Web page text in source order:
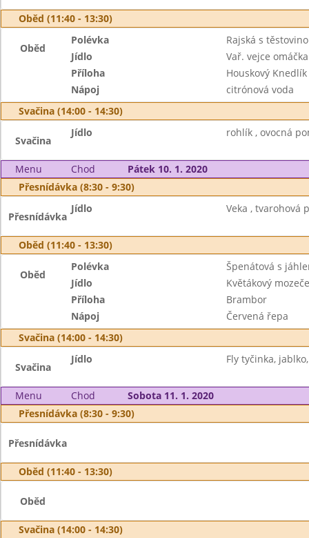
Oběd (11:40 - 13:30)
Oběd
Polévka
Rajská s
Jídlo
Vař. vejce
Příloha
Houskový Knedlík
Nápoj
citrónová voda
Svačina (14:00 - 14:30)
Svačina
Jídlo rohlík , ovocná
Menu Chod
Pátek 10. 1. 2020
Přesnídávka (8:30 - 9:30)
Přesnídávka
Jídlo Veka , tvarohová
Oběd (11:40 - 13:30)
Oběd
Polévka
Špenátová s
Jídlo
Květákový
Příloha
Brambor
Nápoj
Červená řepa
Svačina (14:00 - 14:30)
Svačina
Jídlo Fly tyčinka,
Menu Chod
Sobota 11. 1. 2020
Přesnídávka (8:30 - 9:30)
Přesnídávka
Oběd (11:40 - 13:30)
Oběd
Svačina (14:00 - 14:30)